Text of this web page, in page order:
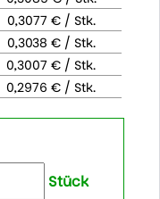
0,3077 € / Stk.
0,3038 € / Stk.
0,3007 € / Stk.
0,2976 € / Stk.
Stück